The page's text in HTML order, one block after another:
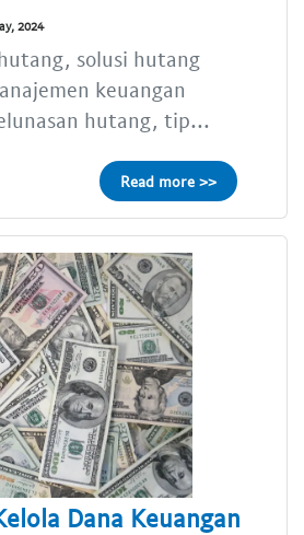
2024
solusi hutang
keuangan
hutang, tip...
Read more >>
Dana Keuangan